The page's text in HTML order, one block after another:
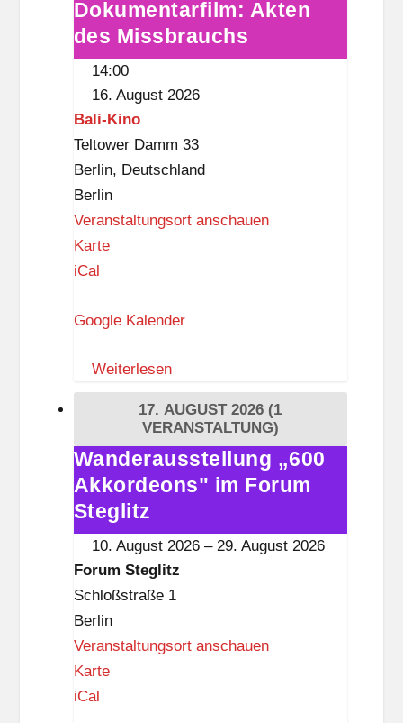
t
e
g
i
t
z
Dokumentarfilm:
Akten
des
Dokumentarfilm: Akten
des Missbrauchs
14:00
16. August 2026
Bali-Kino
Teltower Damm 33
Berlin, Deutschland
Berlin
Veranstaltungsort anschauen
KarteB
i
K
i
o
iCal
Google Kalender
Weiterlesen
17. AUGUST 2026 (1
VERANSTALTUNG)
Wanderausstellung
„600
Akkordeons"
im
Wanderausstellung „600
Akkordeons" im Forum
Steglitz
10. August 2026 – 29. August 2026
Forum Steglitz
Schloßstraße 1
Berlin
Veranstaltungsort anschauen
KarteF
iCal